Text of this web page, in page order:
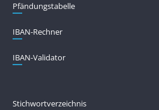
Pfändungs­tabelle
IBAN-Rechner
IBAN-Validator
Stichwortverzeichnis